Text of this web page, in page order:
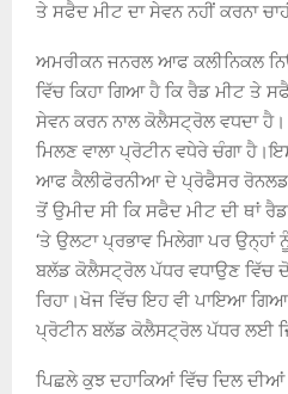
ਤੇ ਸਫੈਦ ਮੀਟ ਦਾ ਸੇਵਨ ਨਹੀਂ ਕਰਨਾ
ਅਮਰੀਕਨ ਜਨਰਲ ਆਫ ਕਲੀਨਿਕਲ
ਵਿੱਚ ਕਿਹਾ ਗਿਆ ਹੈ ਕਿ ਰੈਡ ਮੀਟ ਤੇ
ਸੇਵਨ ਕਰਨ ਨਾਲ ਕੋਲੈਸਟ੍ਰੋਲ ਵਧਦਾ
ਮਿਲਣ ਵਾਲਾ ਪ੍ਰੋਟੀਨ ਵਧੇਰੇ ਚੰਗਾ
ਆਫ ਕੈਲੀਫੋਰਨੀਆ ਦੇ ਪ੍ਰੋਫੈਸਰ ਰੋਨਲਡ
ਤੋਂ ਉਮੀਦ ਸੀ ਕਿ ਸਫੈਦ ਮੀਟ ਦੀ ਥਾਂ
‘ਤੇ ਉਲਟਾ ਪ੍ਰਭਾਵ ਮਿਲੇਗਾ ਪਰ
ਬਲੱਡ ਕੋਲੈਸਟ੍ਰੋਲ ਪੱਧਰ ਵਧਾਉਣ ਵਿੱਚ
ਰਿਹਾ।ਖੋਜ ਵਿੱਚ ਇਹ ਵੀ ਪਾਇਆ ਗਿਆ
ਪ੍ਰੋਟੀਨ ਬਲੱਡ ਕੋਲੈਸਟ੍ਰੋਲ ਪੱਧਰ ਲਈ
ਪਿਛਲੇ ਕੁਝ ਦਹਾਕਿਆਂ ਵਿੱਚ ਦਿਲ